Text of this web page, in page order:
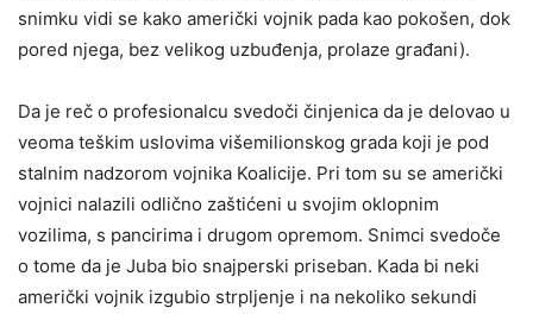
snimku vidi se kako američki vojnik pada kao pokošen, dok
pored njega, bez velikog uzbuđenja, prolaze građani).
Da je reč o profesionalcu svedoči činjenica da je delovao u
veoma teškim uslovima višemilionskog grada koji je pod
stalnim nadzorom vojnika Koalicije. Pri tom su se američki
vojnici nalazili odlično zaštićeni u svojim oklopnim
vozilima, s pancirima i drugom opremom. Snimci svedoče
o tome da je Juba bio snajperski priseban. Kada bi neki
američki vojnik izgubio strpljenje i na nekoliko sekundi